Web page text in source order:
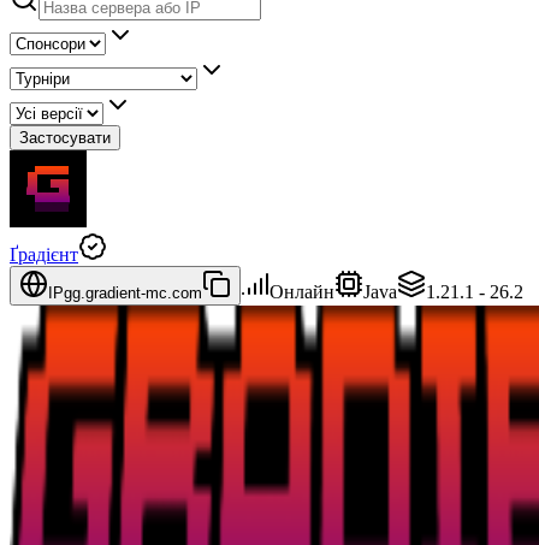
Застосувати
Ґрадієнт
IPgg.gradient-mc.com Онлайн Java 1.21.1 - 26.2